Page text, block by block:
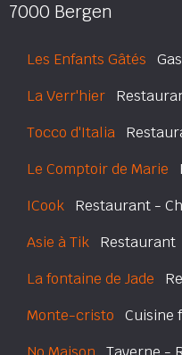
7000 Bergen
Les Enfants Gâtés
La Verr'hier
Tocco d'Italia
Le Comptoir de Marie
ICook Restaurant -
Asie à Tik Restaurant
La fontaine de Jade
Monte-cristo Cuisine